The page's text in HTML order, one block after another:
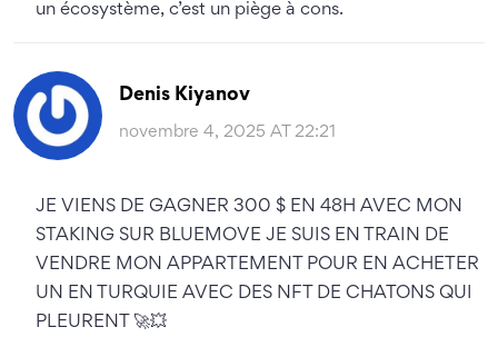
un écosystème, c’est un piège à cons.
Denis Kiyanov
novembre 4, 2025 AT 22:21
JE VIENS DE GAGNER 300 $ EN 48H AVEC MON
STAKING SUR BLUEMOVE JE SUIS EN TRAIN DE
VENDRE MON APPARTEMENT POUR EN ACHETER
UN EN TURQUIE AVEC DES NFT DE CHATONS QUI
PLEURENT 🚀💥